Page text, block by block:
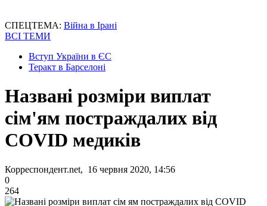
СПЕЦТЕМА: Війна в Ірані
ВСІ ТЕМИ
Вступ України в ЄС
Теракт в Барселоні
Названі розміри виплат
сім'ям постраждалих від
COVID медиків
Корреспондент.net, 16 червня 2020, 14:56
0
264